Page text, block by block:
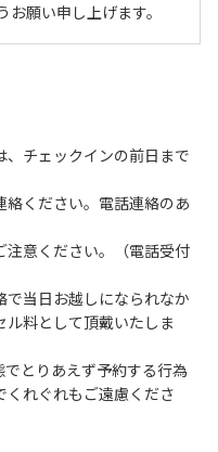
願い申し上げます。
せん。高校生以上の方
む。）の使用は、事前に
除き、正午からです。
の予約をお願いします。
ってください。午後3
ましたら管理棟にて手
にお越しの方は、翌朝
外は、駐車場にとめてく
で（日帰り使用の場合は
手続きを行っていない
続きを行ってくださ
、チェックインの前日まで
ください。電話連絡のあ
注意ください。（電話受付
当日お越しになられなか
料として頂戴いたしま
とりあえず予約する行為
くれぐれもご遠慮くださ